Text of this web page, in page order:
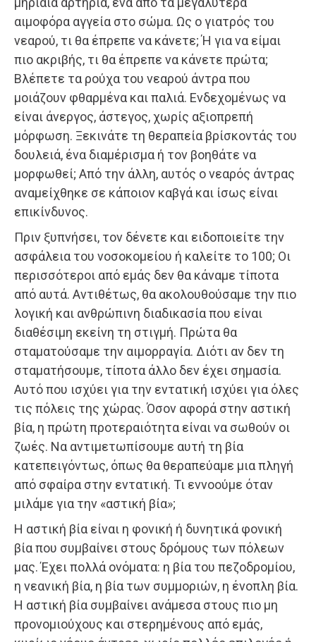
αιμοφόρα αγγεία στο σώμα. Ως ο γιατρός του
νεαρού, τι θα έπρεπε να κάνετε; Ή για να είμαι
πιο ακριβής, τι θα έπρεπε να κάνετε πρώτα;
Βλέπετε τα ρούχα του νεαρού άντρα που
μοιάζουν φθαρμένα και παλιά. Ενδεχομένως να
είναι άνεργος, άστεγος, χωρίς αξιοπρεπή
μόρφωση. Ξεκινάτε τη θεραπεία βρίσκοντάς του
δουλειά, ένα διαμέρισμα ή τον βοηθάτε να
μορφωθεί; Από την άλλη, αυτός ο νεαρός άντρας
αναμείχθηκε σε κάποιον καβγά και ίσως είναι
επικίνδυνος.
Πριν ξυπνήσει, τον δένετε και ειδοποιείτε την
ασφάλεια του νοσοκομείου ή καλείτε το 100; Οι
περισσότεροι από εμάς δεν θα κάναμε τίποτα
από αυτά. Αντιθέτως, θα ακολουθούσαμε την πιο
λογική και ανθρώπινη διαδικασία που είναι
διαθέσιμη εκείνη τη στιγμή. Πρώτα θα
σταματούσαμε την αιμορραγία. Διότι αν δεν τη
σταματήσουμε, τίποτα άλλο δεν έχει σημασία.
Αυτό που ισχύει για την εντατική ισχύει για όλες
τις πόλεις της χώρας. Όσον αφορά στην αστική
βία, η πρώτη προτεραιότητα είναι να σωθούν οι
ζωές. Να αντιμετωπίσουμε αυτή τη βία
κατεπειγόντως, όπως θα θεραπεύαμε μια πληγή
από σφαίρα στην εντατική. Τι εννοούμε όταν
μιλάμε για την «αστική βία»;
Η αστική βία είναι η φονική ή δυνητικά φονική
βία που συμβαίνει στους δρόμους των πόλεων
μας. Έχει πολλά ονόματα: η βία του πεζοδρομίου,
η νεανική βία, η βία των συμμοριών, η ένοπλη βία.
Η αστική βία συμβαίνει ανάμεσα στους πιο μη
προνομιούχους και στερημένους από εμάς,